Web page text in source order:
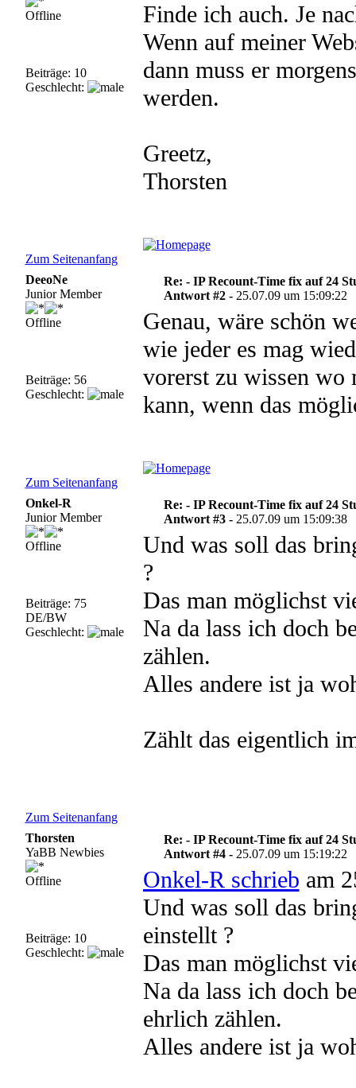
Offline
Beiträge: 10
Geschlecht:
Finde ich auch. Je
Wenn auf meiner
dann muss er
werden.
Greetz,
Thorsten
Zum Seitenanfang
DeeoNe
Junior Member
Offline
Beiträge: 56
Geschlecht:
Re: - IP Recount-Time fix auf 24
Antwort #2 - 25.07.09 um 15:09:22
Genau, wäre schön
wie jeder es mag
vorerst zu wissen wo
kann, wenn das
Zum Seitenanfang
Onkel-R
Junior Member
Offline
Beiträge: 75
DE/BW
Geschlecht:
Re: - IP Recount-Time fix auf 24
Antwort #3 - 25.07.09 um 15:09:38
Und was soll das
?
Das man möglichst
Na da lass ich doch
zählen.
Alles andere ist ja
Zählt das eigentlich
Zum Seitenanfang
Thorsten
YaBB Newbies
Offline
Beiträge: 10
Geschlecht:
Re: - IP Recount-Time fix auf 24
Antwort #4 - 25.07.09 um 15:19:22
Onkel-R schrieb am
Und was soll das
einstellt ?
Das man möglichst
Na da lass ich doch
ehrlich zählen.
Alles andere ist ja